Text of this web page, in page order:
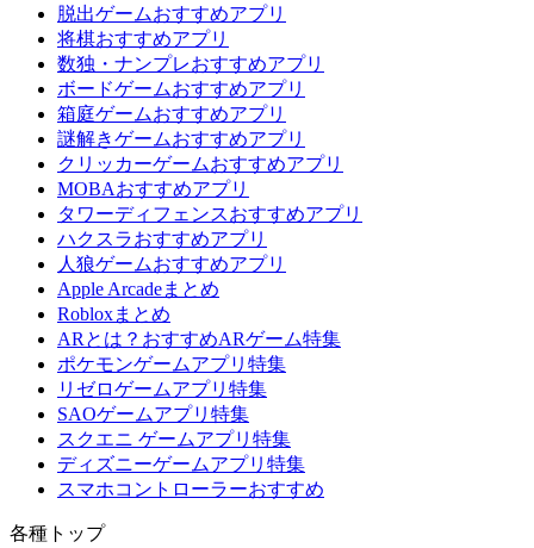
脱出ゲームおすすめアプリ
将棋おすすめアプリ
数独・ナンプレおすすめアプリ
ボードゲームおすすめアプリ
箱庭ゲームおすすめアプリ
謎解きゲームおすすめアプリ
クリッカーゲームおすすめアプリ
MOBAおすすめアプリ
タワーディフェンスおすすめアプリ
ハクスラおすすめアプリ
人狼ゲームおすすめアプリ
Apple Arcadeまとめ
Robloxまとめ
ARとは？おすすめARゲーム特集
ポケモンゲームアプリ特集
リゼロゲームアプリ特集
SAOゲームアプリ特集
スクエニ ゲームアプリ特集
ディズニーゲームアプリ特集
スマホコントローラーおすすめ
各種トップ